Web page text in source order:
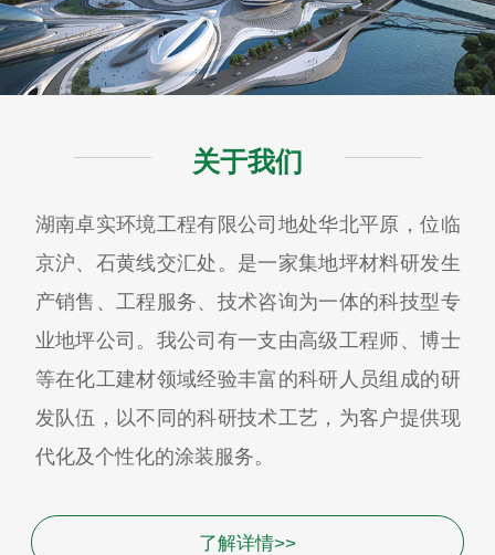
关于我们
湖南卓实环境工程有限公司地处华北平原，位临
京沪、石黄线交汇处。是一家集地坪材料研发生
产销售、工程服务、技术咨询为一体的科技型专
业地坪公司。我公司有一支由高级工程师、博士
等在化工建材领域经验丰富的科研人员组成的研
发队伍，以不同的科研技术工艺，为客户提供现
代化及个性化的涂装服务。
了解详情>>